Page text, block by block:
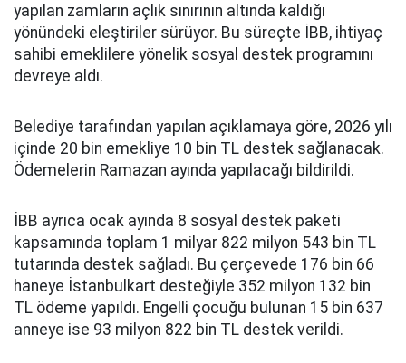
yapılan zamların açlık sınırının altında kaldığı
yönündeki eleştiriler sürüyor. Bu süreçte İBB, ihtiyaç
sahibi emeklilere yönelik sosyal destek programını
devreye aldı.
Belediye tarafından yapılan açıklamaya göre, 2026 yılı
içinde 20 bin emekliye 10 bin TL destek sağlanacak.
Ödemelerin Ramazan ayında yapılacağı bildirildi.
İBB ayrıca ocak ayında 8 sosyal destek paketi
kapsamında toplam 1 milyar 822 milyon 543 bin TL
tutarında destek sağladı. Bu çerçevede 176 bin 66
haneye İstanbulkart desteğiyle 352 milyon 132 bin
TL ödeme yapıldı. Engelli çocuğu bulunan 15 bin 637
anneye ise 93 milyon 822 bin TL destek verildi.